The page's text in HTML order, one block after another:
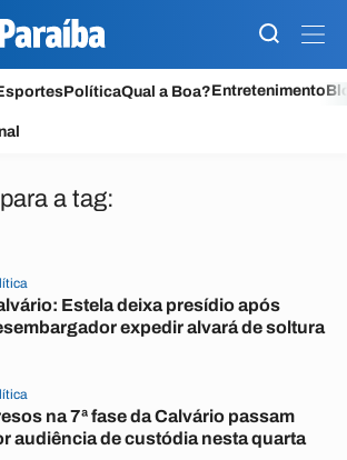
PolíticaQual a Boa?Entretenimento
a tag:
Estela deixa presídio após
expedir alvará de soltura
na 7ª fase da Calvário passam
audiência de custódia nesta quarta